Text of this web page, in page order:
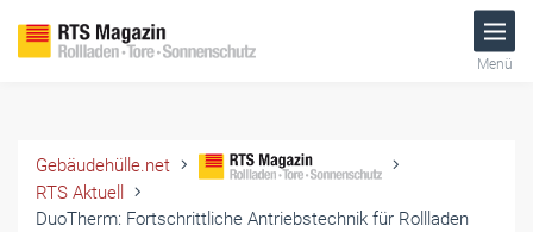
Menü
Gebäudehülle.net
RTS Aktuell
DuoTherm: Fortschrittliche Antriebstechnik für Rollladen